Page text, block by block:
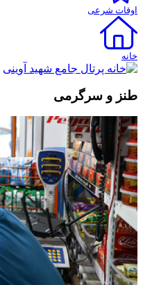
اوقات شرعی
خانه
پرتال جامع شهید آوینی
طنز و سرگرمی